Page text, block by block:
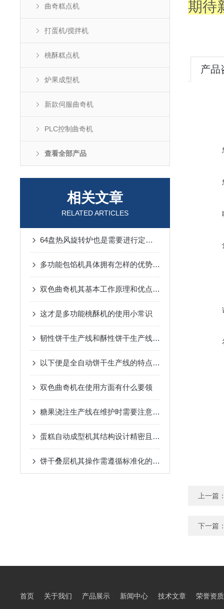
曲奇糕点机
打蛋机/搅拌机
桃酥糕点机
炉果成型机
新款伺服曲奇机
PLC控制曲奇机
查看全部产品
相关文章
RELATED ARTICLES
64盘热风旋转炉也是需要进行定期保养的
多功能包馅机具体拥有怎样的优势呢？
双色曲奇机其基本工作原理和优点可以归纳如下
这才是多功能桃酥机的使用小常识
韧性饼干生产线和酥性饼干生产线的区别
以下便是全自动饼干生产线的特点所在
双色曲奇机在使用方面有什么要领
糖果浇注生产线在维护时需要注意什么呢？
蛋糕自动成型机其结构设计精密且功能多样
饼干叠层机其操作需遵循标准化的流程
期待
产品
上一篇
下一篇
首页 关于我们 产品展示 新闻中心 技术文章 荣誉资质